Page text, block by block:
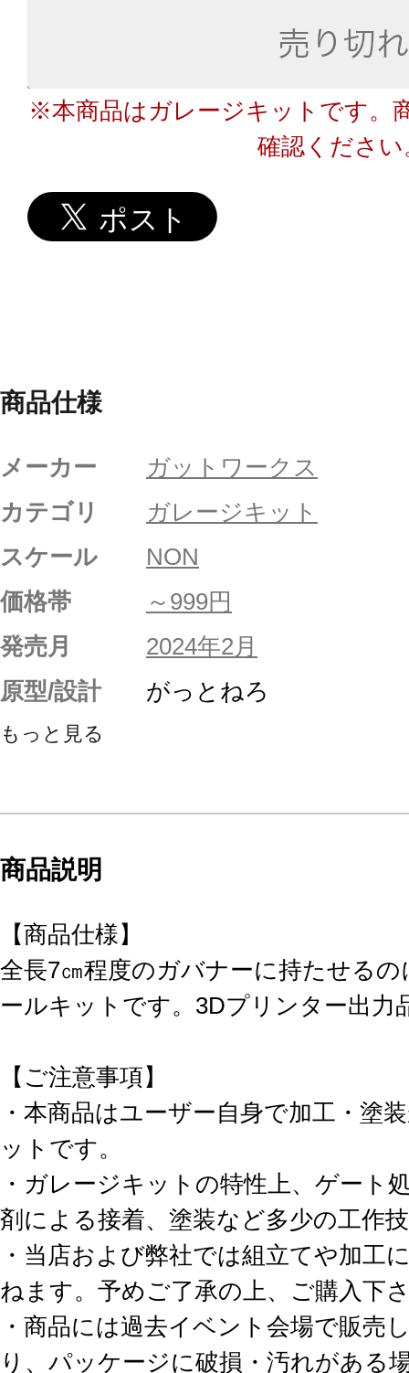
※本商品はガレージキットです。
確認ください
商品仕様
メーカー
ガットワークス
カテゴリ
ガレージキット
スケール
NON
価格帯
～999円
発売月
2024年2月
原型/設計
がっとねろ
もっと見る
商品説明
【商品仕様】
全長7㎝程度のガバナーに持たせる
ールキットです。3Dプリンター出力
【ご注意事項】
・本商品はユーザー自身で加工・塗
ットです。
・ガレージキットの特性上、ゲート
剤による接着、塗装など多少の工作
・当店および弊社では組立てや加工
ねます。予めご了承の上、ご購入下
・商品には過去イベント会場で販売
り、パッケージに破損・汚れがある